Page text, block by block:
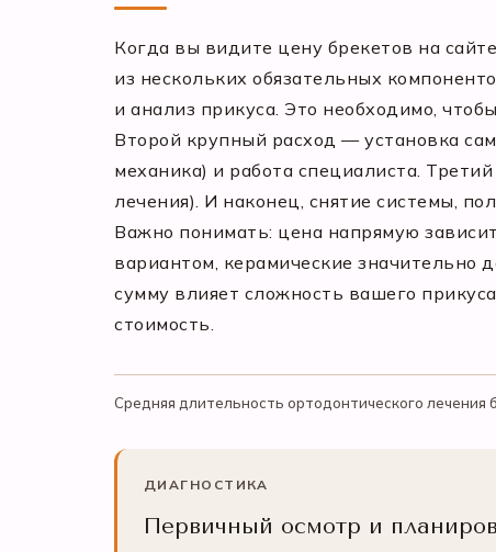
Когда вы видите цену брекетов на
из нескольких обязательных
и анализ прикуса. Это необходимо,
Второй крупный расход — установка
механика) и работа специалиста.
лечения). И наконец, снятие системы,
Важно понимать: цена напрямую
вариантом, керамические значительно
сумму влияет сложность вашего
стоимость.
Средняя длительность ортодонтического лечения
ДИАГНОСТИКА
Первичный осмотр и